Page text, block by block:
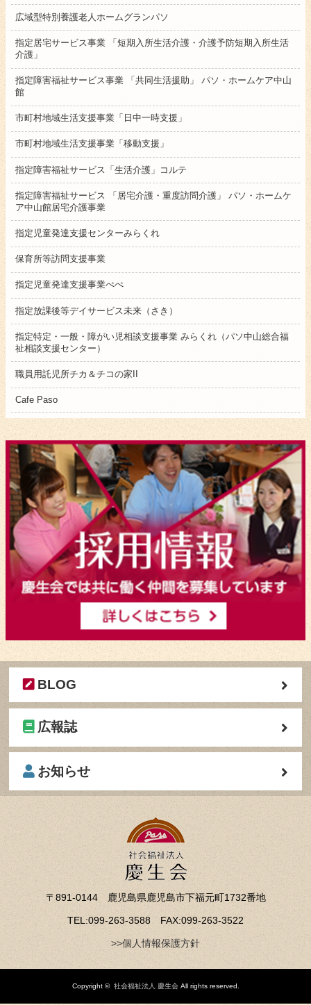
広域型特別養護老人ホームグランパソ
指定居宅サービス事業 「短期入所生活介護・介護予防短期入所生活
介護」
指定障害福祉サービス事業 「共同生活援助」 パソ・ホームケア中山
館
市町村地域生活支援事業「日中一時支援」
市町村地域生活支援事業「移動支援」
指定障害福祉サービス「生活介護」コルテ
指定障害福祉サービス 「居宅介護・重度訪問介護」 パソ・ホームケ
ア中山館居宅介護事業
指定児童発達支援センターみらくれ
保育所等訪問支援事業
指定児童発達支援事業ぺぺ
指定放課後等デイサービス未来（さき）
指定特定・一般・障がい児相談支援事業 みらくれ（パソ中山総合福
祉相談支援センター）
職員用託児所チカ＆チコの家II
Cafe Paso
BLOG
広報誌
お知らせ
〒891-0144 鹿児島県鹿児島市下福元町1732番地
TEL:099-263-3588 FAX:099-263-3522
>>個人情報保護方針
Copyright © 社会福祉法人 慶生会All rights reserved.